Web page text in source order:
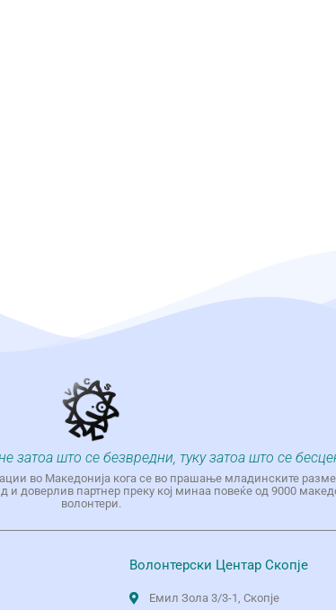
затоа што се безвредни, туку затоа што се
во Македонија кога се во прашање младинските
доверлив партнер преку кој минаа повеќе од 9000
волонтери.
Волонтерски Центар Скопје
Емил Зола 3/3-1, Скопје